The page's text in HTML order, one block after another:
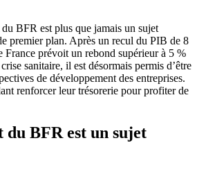
BFR est plus que jamais un sujet
premier plan. Après un recul du PIB de 8
France prévoit un rebond supérieur à 5 %
sanitaire, il est désormais permis d’être
de développement des entreprises.
renforcer leur trésorerie pour profiter de
du BFR est un sujet